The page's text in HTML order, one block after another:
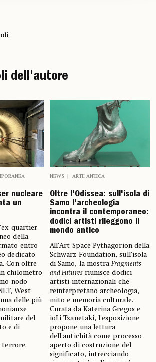
dell'autore
nucleare
un
quartier
della
entro
dedicato
Con oltre
chilometro
nodo
West
delle più
del
e di
terrore.
NEWS ARTE ANTICA
Oltre l'Odissea: sull'isola di
Samo l'archeologia
incontra il contemporaneo:
dodici artisti rileggono il
mondo antico
All'Art Space Pythagorion della
Schwarz Foundation, sull'isola
di Samo, la mostraFragments
and Futuresriunisce dodici
artisti internazionali che
reinterpretano archeologia,
mito e memoria culturale.
Curata da Katerina Gregos e
ioLi Tzanetaki, l'esposizione
propone una lettura
dell'antichità come processo
aperto di costruzione del
significato, intrecciando